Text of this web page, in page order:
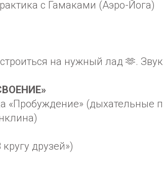
с Гамаками (Аэро-Йога)
на нужный лад 🫶.
«Пробуждение» (дыхательные
друзей»)